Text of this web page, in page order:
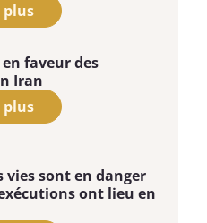
plus
faveur des
Iran
plus
vies sont en danger
ont lieu en